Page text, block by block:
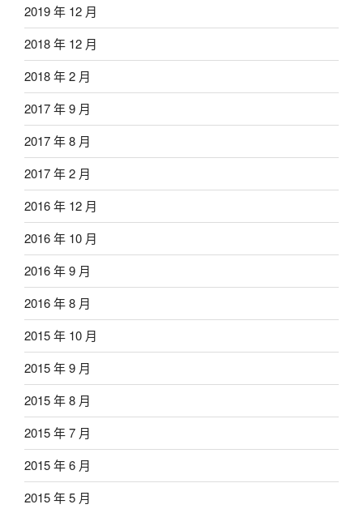
2019 年 12 月
2018 年 12 月
2018 年 2 月
2017 年 9 月
2017 年 8 月
2017 年 2 月
2016 年 12 月
2016 年 10 月
2016 年 9 月
2016 年 8 月
2015 年 10 月
2015 年 9 月
2015 年 8 月
2015 年 7 月
2015 年 6 月
2015 年 5 月